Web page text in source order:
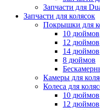
Запчасти для
Запчасти для колясок
Покрышки для
10 дюймов
12 дюймов
14 дюймов
8 дюймов
Камеры для
Колеса для
10 дюймов
12 дюймов